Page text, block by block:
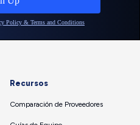
Recursos
Comparación de Proveedores